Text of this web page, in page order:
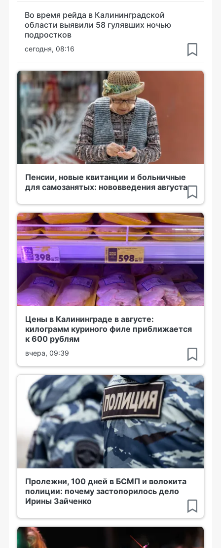
Во время рейда в Калининградской
области выявили 58 гулявших ночью
подростков
сегодня, 08:16
Пенсии, новые квитанции и больничные
для самозанятых: нововведения августа
Цены в Калининграде в августе:
килограмм куриного филе приближается
к 600 рублям
вчера, 09:39
Пролежни, 100 дней в БСМП и волокита
полиции: почему застопорилось дело
Ирины Зайченко